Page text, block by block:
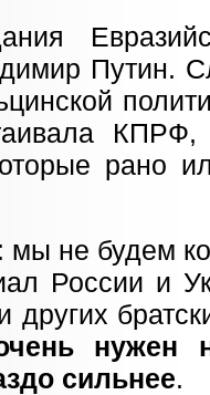
Путин.
КПРФ,
рано
мы не будем
России и
других
нужен
сильнее.